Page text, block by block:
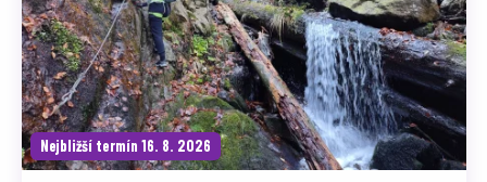
Nejbližší termín 16. 8. 2026